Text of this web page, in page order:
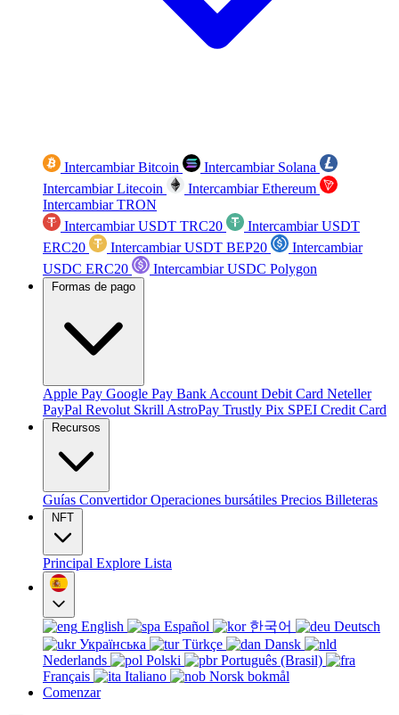
Intercambiar Bitcoin
Intercambiar Solana
Intercambiar Litecoin
Intercambiar Ethereum
Intercambiar TRON
Intercambiar USDT TRC20
Intercambiar USDT
ERC20
Intercambiar USDT BEP20
Intercambiar
USDC ERC20
Intercambiar USDC Polygon
Formas de pago
Apple Pay Google Pay Bank Account Debit Card Neteller
PayPal Revolut Skrill AstroPay Trustly Pix SPEI Credit Card
Recursos
Guías ConvertidorOperaciones bursátiles Precios Billeteras
NFT
Principal Explore Lista
English Español 한국어
Deutsch
Українська
Türkçe
Dansk
Nederlands
Polski
Português (Brasil)
Français
Italiano
Norsk bokmål
Comenzar